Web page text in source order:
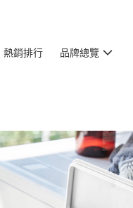
熱銷排行 品牌總覽